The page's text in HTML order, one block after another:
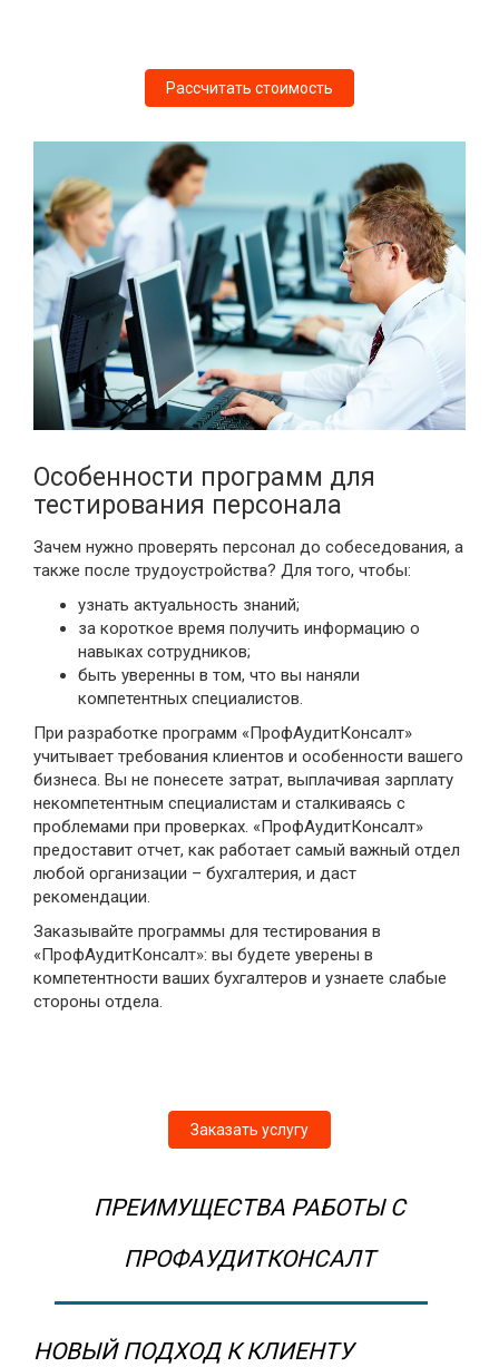
Рассчитать стоимость
Особенности программ для
тестирования персонала
Зачем нужно проверять персонал до собеседования, а
также после трудоустройства? Для того, чтобы:
узнать актуальность знаний;
за короткое время получить информацию о
навыках сотрудников;
быть уверенны в том, что вы наняли
компетентных специалистов.
При разработке программ «ПрофАудитКонсалт»
учитывает требования клиентов и особенности вашего
бизнеса. Вы не понесете затрат, выплачивая зарплату
некомпетентным специалистам и сталкиваясь с
проблемами при проверках. «ПрофАудитКонсалт»
предоставит отчет, как работает самый важный отдел
любой организации – бухгалтерия, и даст
рекомендации.
Заказывайте программы для тестирования в
«ПрофАудитКонсалт»: вы будете уверены в
компетентности ваших бухгалтеров и узнаете слабые
стороны отдела.
Заказать услугу
ПРЕИМУЩЕСТВА РАБОТЫ С
ПРОФАУДИТКОНСАЛТ
НОВЫЙ ПОДХОД К КЛИЕНТУ